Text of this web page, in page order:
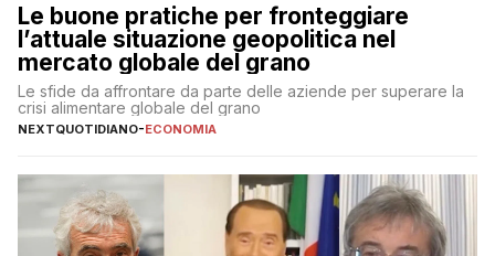
Le buone pratiche per fronteggiare
l’attuale situazione geopolitica nel
mercato globale del grano
Le sfide da affrontare da parte delle aziende per superare la
crisi alimentare globale del grano
NEXTQUOTIDIANO-ECONOMIA